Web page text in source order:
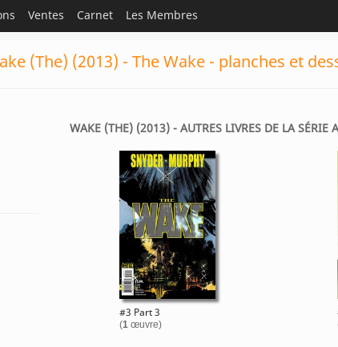
Ventes Carnet Les Membres
(The) (2013) - The Wake - planches et
WAKE (THE) (2013) - AUTRES LIVRES DE LA SÉRIE
#3 Part 3
(1œuvre)